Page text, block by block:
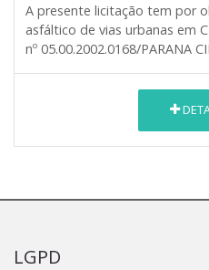
A presente licitação tem por
asfáltico de vias urbanas em
nº 05.00.2002.0168/PARANA
LGPD